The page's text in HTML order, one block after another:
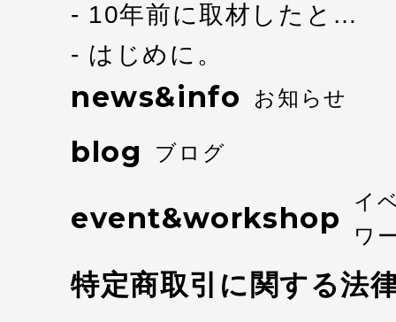
10年前に取材したと…
はじめに。
news&info お知らせ
blog ブログ
event&workshop
イ
ワ
特定商取引に関する法